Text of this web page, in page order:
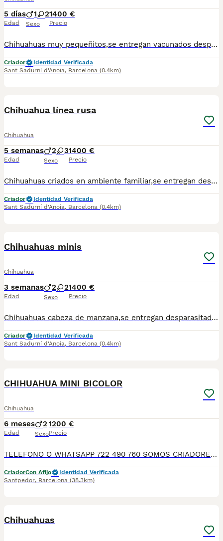
5 días
Edad
1 2
Sexo
1400 €
Precio
Chihuahuas muy pequeñitos,se entregan vacunados desparasitados y con el chip.Para más información escribir o llamar al 682908382
Criador
Identidad Verificada
Sant Sadurní d'Anoia, Barcelona (0.4km)
Chihuahua línea rusa
Chihuahua
5 semanas
Edad
2 3
Sexo
1400 €
Precio
Chihuahuas criados en ambiente familiar,se entregan desparasitados y vacunados.Para mas información escribir o llamar al 682908382
Criador
Identidad Verificada
Sant Sadurní d'Anoia, Barcelona (0.4km)
Chihuahuas minis
Chihuahua
3 semanas
Edad
2 2
Sexo
1400 €
Precio
Chihuahuas cabeza de manzana,se entregan desparasitados y vacunados para más información llamar o escribir al 682908382
Criador
Identidad Verificada
Sant Sadurní d'Anoia, Barcelona (0.4km)
CHIHUAHUA MINI BICOLOR
Chihuahua
6 meses
Edad
2
Sexo
1200 €
Precio
TELEFONO O WHATSAPP 722 490 760 SOMOS CRIADORES DIRECTOS SIN INTERMEDIARIOS! MAS DE 20 AÑOS EN EL SECTOR NOS AVALAN, VALORANDO NO SOLO LA CRIA RESPONSABLE SI NO TAMBIEN LA SELECCIÓN PARA MEJORAR LA RAZA DURANTE TODOS ESTOS AÑOS. NUESTROS CACHORROS SE ENTREGAN PREVIAMENTE REVISADOS POR UN VETERINARIO PROFESIONAL Y BAJO LOS MAS ESTRICTOS CONTROLES DE SALUD, HACEMOS HINCAPIÉ EN SU SOCIABILIZACIÓN PARA SU CORRECTO DESARROLLO NEUROLOGICO! Y OS ASESORAMOS ANTES DURANTE Y DESPUES DE LA ENTREGA PARA QUE TODO SEA LO MAS AFABLE Y FACIL POSIBLE DURANTE LA ADAPTACION! NUESTROS BEBE SE ENTREGAN A PARTIR DE LOS DOS MESES CON SUS VACUNAS AL DIA, DESPARASITADOS Y CON GARANTIAS DE SALUD, MICROCHIP Y CARTILLA DE VACUNACION! SI BUSCAS UN COMPAÑERO SANO Y EQUILIBRADO ESTE ES EL LUGAR, TE ASESORAREMOS DURANTE TODO EL PROCESO NO DUDES EN CONSULTAR POR NUESTROS PEQUES AL 722 490 760
CriadorCon Afijo
Identidad Verificada
Santpedor, Barcelona (38.3km)
Chihuahuas